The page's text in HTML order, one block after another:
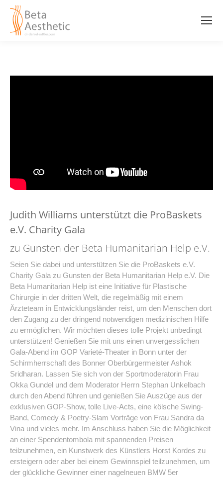
Judith Williams unterstützt die ProBaskets
e.V. Charity Gala
zu Gunsten der Beta Humanitarian Help e.V.
Seien Sie dabei und unterstützen Sie die ProBaskets e.V.
Charity Gala zu Gunsten der Beta Humanitarian Help e.V. Die
Beta Humanitarian Help ist eine Initiative für Plastische
Chirurgie in der dritten Welt, die regelmäßig mit einem
Ärzteteam in Entwicklungsländer reist, um den Menschen dort
den Zugang zu der dringend notwendigen medizinischen Hilfe
zu ermöglichen. Wir möchten dieses tolle Projekt unbedingt
unterstützen! Genießen Sie mit uns einen unvergesslichen
Gala-Abend im GOP Varieté-Theater in Bonn unter der
Schirmherrschaft des Bonner Oberbürgermeister Ashok
Sridharan. Lassen Sie sich von der Sportmoderatorin Frau
Okka Gundel und dem Moderator Herrn Stephan Unkelbach
durch den Abend führen und genießen Sie Auszüge aus der
exklusiven GOP-Show, tolle Live-Acts, eine kölsche Swing-
Band, Comedy & Poetry-Slam Vorträge von Frau Sandra da
Vina und vieles mehr. Im Anschluss haben Sie die Möglichkeit
an einer Spendentombola mit spannenden Preisen
teilzunehmen, ein Kunstwerk des Künstlers Horst Kordes zu
ersteigern oder aber bei einem Gewinnspiel teilzunehmen, um
der glückliche Gewinner einer nagelneuen BMW 5er